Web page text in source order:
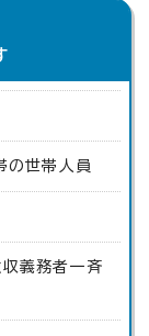
の世帯人員
義務者一斉